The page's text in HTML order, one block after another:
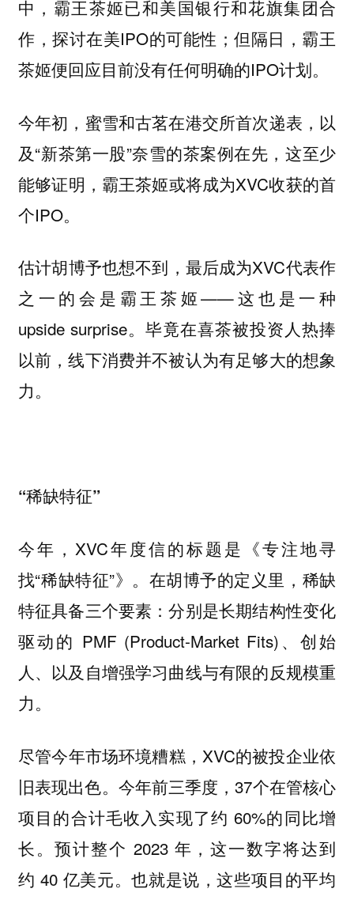
中，霸王茶姬已和美国银行和花旗集团合
作，探讨在美IPO的可能性；但隔日，霸王
茶姬便回应目前没有任何明确的IPO计划。
今年初，蜜雪和古茗在港交所首次递表，以
及“新茶第一股”奈雪的茶案例在先，这至少
能够证明，霸王茶姬或将成为XVC收获的首
个IPO。
估计胡博予也想不到，最后成为XVC代表作
之一的会是霸王茶姬——这也是一种
upside surprise。毕竟在喜茶被投资人热捧
以前，线下消费并不被认为有足够大的想象
力。
“稀缺特征”
今年，XVC年度信的标题是《专注地寻
找“稀缺特征”》。在胡博予的定义里，稀缺
特征具备三个要素：分别是长期结构性变化
驱动的 PMF (Product-Market Fits)、创始
人、以及自增强学习曲线与有限的反规模重
力。
尽管今年市场环境糟糕，XVC的被投企业依
旧表现出色。今年前三季度，37个在管核心
项目的合计毛收入实现了约 60%的同比增
长。预计整个 2023 年，这一数字将达到
约 40 亿美元。也就是说，这些项目的平均